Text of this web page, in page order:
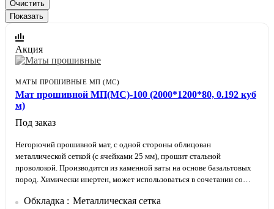
Очистить
Акция
МАТЫ ПРОШИВНЫЕ МП (МС)
Мат прошивной МП(МС)-100 (2000*1200*80, 0.192 куб
м)
Под заказ
Негорючий прошивной мат, с одной стороны облицован
металлической сеткой (с ячейками 25 мм), прошит стальной
проволокой. Производится из каменной ваты на основе базальтовых
пород. Химически инертен, может использоваться в сочетании со
Обкладка металлической сеткой позволяет плотнее прижимать мат к
Обкладка
Металлическая сетка